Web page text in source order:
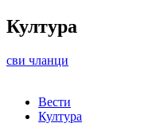
Култура
сви чланци
Вести
Култура